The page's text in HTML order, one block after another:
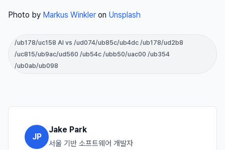
Photo by Markus Winkler on Unsplash
/ub178/uc158 AI vs /ud074/ub85c/ub4dc /ub178/ud2b8
/uc815/ub9ac/ud560 /ub54c /ubb50/uac00 /ub354
/ub0ab/ub098
JP
Jake Park
서울 기반 소프트웨어 개발자